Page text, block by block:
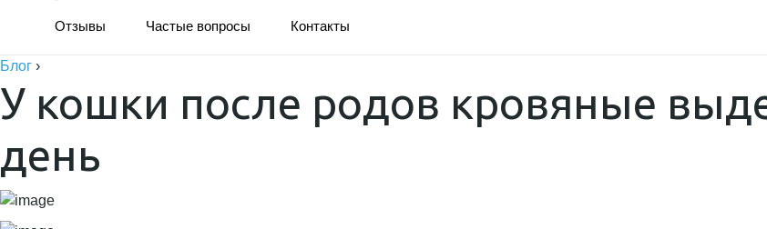
Отзывы Частые вопросы Контакты
Блог ›
У кошки после родов кровяные
день